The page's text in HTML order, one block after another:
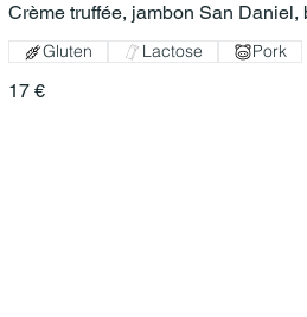
Crème truffée, jambon San Daniel,
17 €
Gluten Lactose Pork